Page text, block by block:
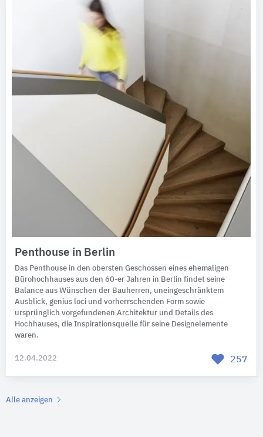
Penthouse in Berlin
Das Penthouse in den obersten Geschossen eines ehemaligen
Bürohochhauses aus den 60-er Jahren in Berlin findet seine
Balance aus Wünschen der Bauherren, uneingeschränktem
Ausblick, genius loci und vorherrschenden Form sowie
ursprünglich vorgefundenen Architektur und Details des
Hochhauses, die Inspirationsquelle für seine Designelemente
waren.
12.04.2022 257
Alle anzeigen